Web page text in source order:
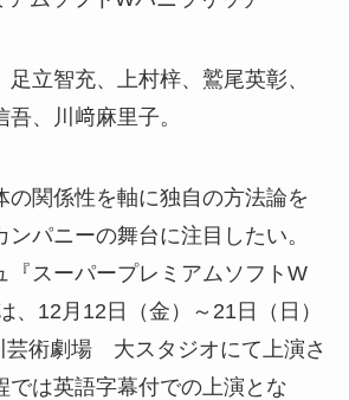
立智充、上村梓、鷲尾英彰、
、川﨑麻里子。
の関係性を軸に独自の方法論を
パニーの舞台に注目したい。
『スーパープレミアムソフトW
、12月12日（金）～21日（日）
芸術劇場 大スタジオにて上演さ
では英語字幕付での上演とな